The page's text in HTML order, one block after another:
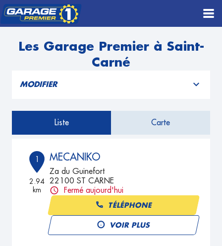
Les Garage Premier à Saint-
Carné
MODIFIER
Liste Carte
1
2.94
km
MECANIKO
Za du Guinefort
22100 ST CARNE
Fermé aujourd'hui
TÉLÉPHONE
VOIR PLUS